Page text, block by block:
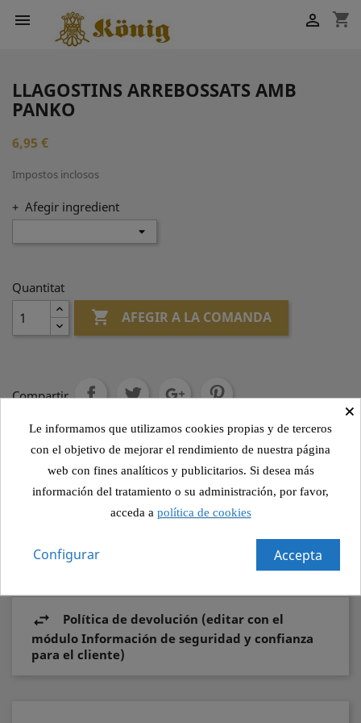
 shopping_cart

LLAGOSTINS ARREBOSSATS AMB
PANKO
6,95 €
Impostos inclosos
+ Afegir ingredient
Quantitat
 AFEGIR A LA COMANDA
Compartir
Política de seguridad (editar con el módulo
Información de seguridad y confianza para el
cliente)
Política de envío (editar con el módulo
Información de seguridad y confianza para el
Política de devolución (editar con el
módulo Información de seguridad y confianza
para el cliente)
×
Le informamos que utilizamos cookies propias y de terceros
con el objetivo de mejorar el rendimiento de nuestra página
web con fines analíticos y publicitarios. Si desea más
información del tratamiento o su administración, por favor,
acceda a política de cookies
Accepta
Configurar